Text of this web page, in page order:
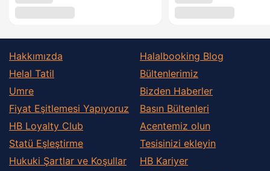
Hakkımızda
Helal Tatil
Umre
Fiyat Eşitlemesi Yapıyoruz
HB Loyalty Club
Statü Eşleştirme
Hukuki Şartlar ve Koşullar
Halalbooking Blog
Bültenlerimiz
Bizden Haberler
Basın Bültenleri
Acentemiz olun
Tesisinizi ekleyin
HB Kariyer